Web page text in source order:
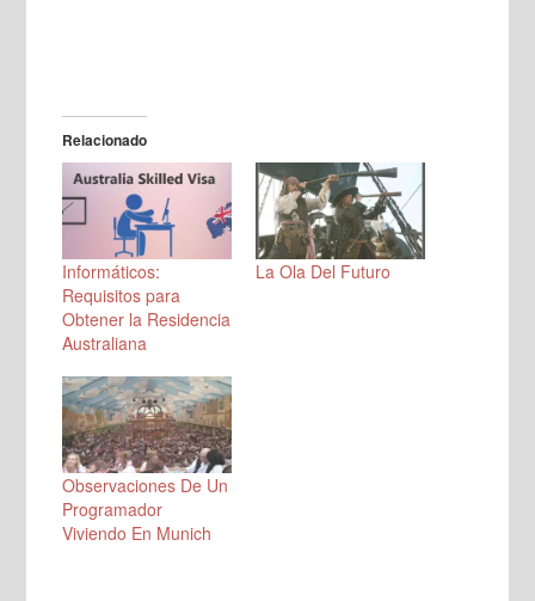
Relacionado
Informáticos:
Requisitos para
Obtener la Residencia
Australiana
La Ola Del Futuro
Observaciones De Un
Programador
Viviendo En Munich